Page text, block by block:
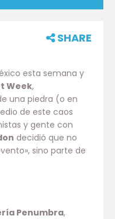
SHARE
esta semana y
Week,
una piedra (o en
de este caos
y gente con
decidió que no
sino parte de
Penumbra,